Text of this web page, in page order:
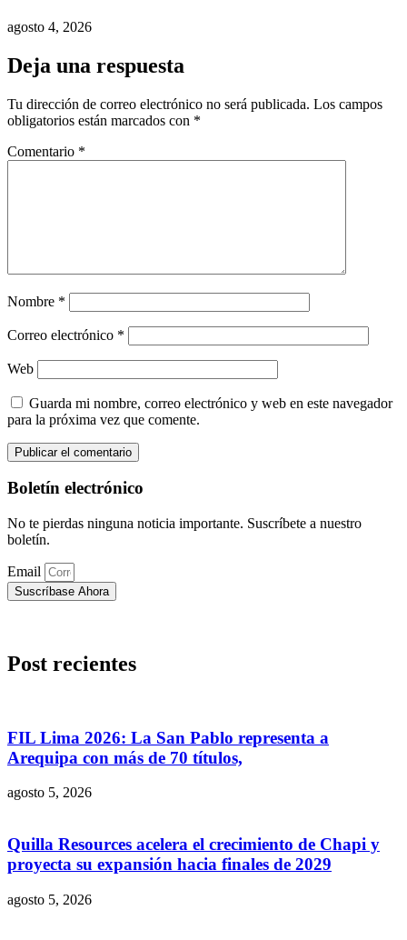
agosto 4, 2026
Deja una respuesta
Tu dirección de correo electrónico no será publicada. Los campos
obligatorios están marcados con *
Comentario *
Nombre *
Correo electrónico *
Web
Guarda mi nombre, correo electrónico y web en este navegador
para la próxima vez que comente.
Boletín electrónico
No te pierdas ninguna noticia importante. Suscríbete a nuestro
boletín.
Email
Suscríbase Ahora
Post recientes
FIL Lima 2026: La San Pablo representa a
Arequipa con más de 70 títulos,
agosto 5, 2026
Quilla Resources acelera el crecimiento de Chapi y
proyecta su expansión hacia finales de 2029
agosto 5, 2026